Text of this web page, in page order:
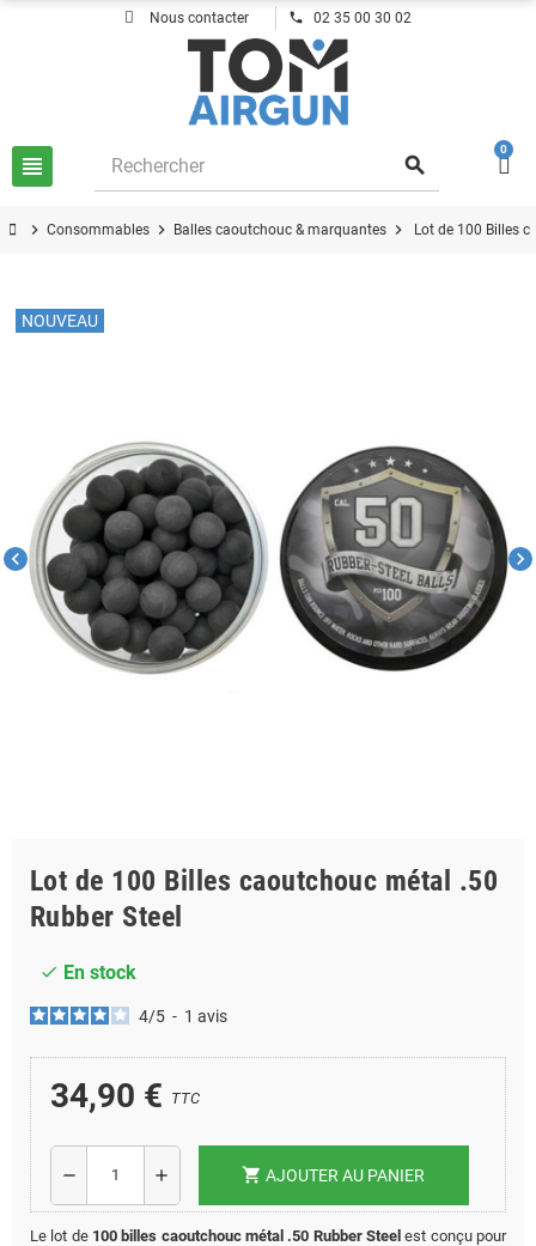
Nous contacter phone 02 35 00 30 02
view_headline search
0
chevron_right Consommables chevron_right Balles caoutchouc & marquantes chevron_right Lot de 100 Billes
chevron_left chevron_right
NOUVEAU
Lot de 100 Billes caoutchouc métal .50
Rubber Steel
check En stock
4/5 - 1 avis
34,90 € TTC
remove add shopping_cart AJOUTER AU PANIER
Le lot de 100 billes caoutchouc métal .50 Rubber Steel est conçu pour